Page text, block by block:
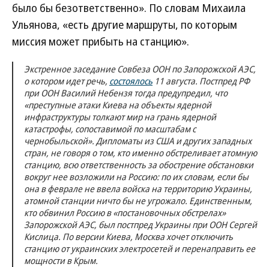
было бы безответственно». По словам Михаила
Ульянова, «есть другие маршруты, по которым
миссия может прибыть на станцию».
Экстренное заседание Совбеза ООН по Запорожской АЭС,
о котором идет речь, состоялось 11 августа. Постпред РФ
при ООН Василий Небензя тогда предупредил, что
«преступные атаки Киева на объекты ядерной
инфраструктуры толкают мир на грань ядерной
катастрофы, сопоставимой по масштабам с
чернобыльской». Дипломаты из США и других западных
стран, не говоря о том, кто именно обстреливает атомную
станцию, всю ответственность за обострение обстановки
вокруг нее возложили на Россию: по их словам, если бы
она в феврале не ввела войска на территорию Украины,
атомной станции ничто бы не угрожало. Единственным,
кто обвинил Россию в «постановочных обстрелах»
Запорожской АЭС, был постпред Украины при ООН Сергей
Кислица. По версии Киева, Москва хочет отключить
станцию от украинских электросетей и перенаправить ее
мощности в Крым.